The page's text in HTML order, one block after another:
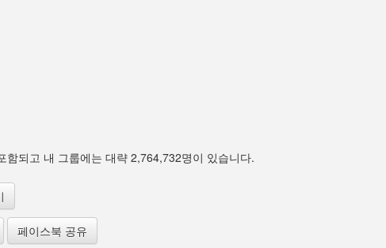
함되고 내 그룹에는 대략 2,764,732명이 있습니다.
페이스북 공유